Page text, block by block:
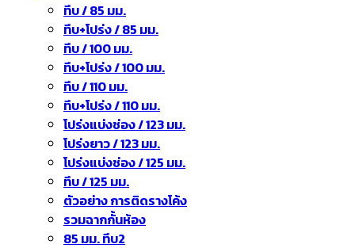
ทึบ / 85 มม.
ทึบ+โปร่ง / 85 มม.
ทึบ / 100 มม.
ทึบ+โปร่ง / 100 มม.
ทึบ / 110 มม.
ทึบ+โปร่ง / 110 มม.
โปร่งแบ่งช่อง / 123 มม.
โปร่งยาว / 123 มม.
โปร่งแบ่งช่อง / 125 มม.
ทึบ / 125 มม.
ตัวอย่าง การติดรางโค้ง
รวมฉากกั้นห้อง
85 มม. ทึบ2